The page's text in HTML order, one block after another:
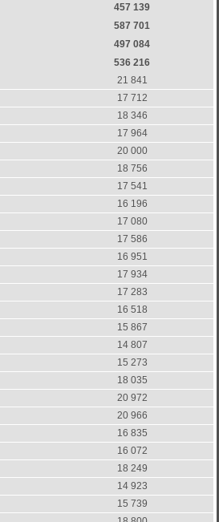
457 139
587 701
497 084
536 216
21 841
17 712
18 346
17 964
20 000
18 756
17 541
16 196
17 080
17 586
16 951
17 934
17 283
16 518
15 867
14 807
15 273
18 035
20 972
20 966
16 835
16 072
18 249
14 923
15 739